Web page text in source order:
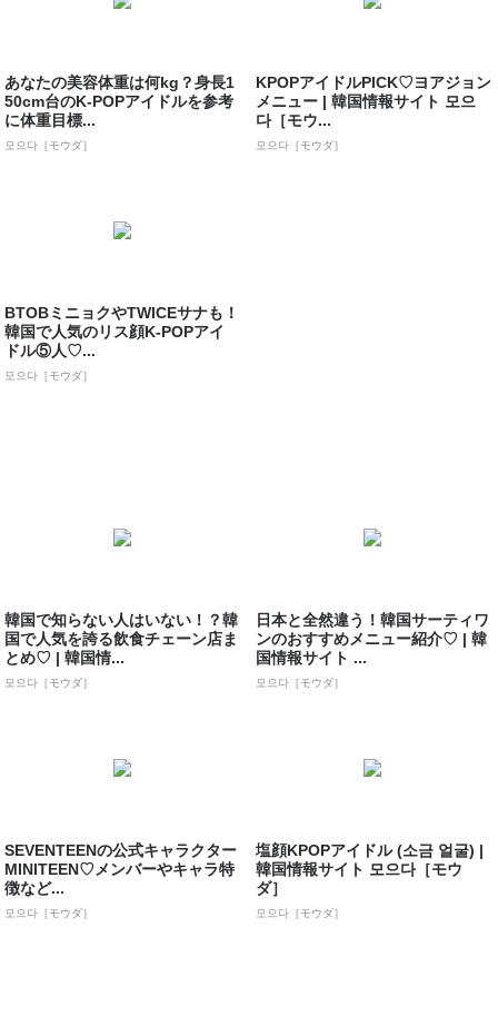
あなたの美容体重は何kg？身長1
50cm台のK-POPアイドルを参考
に体重目標...
모으다［モウダ］
KPOPアイドルPICK♡ヨアジョン
メニュー | 韓国情報サイト 모으
다［モウ...
모으다［モウダ］
BTOBミニョクやTWICEサナも！
韓国で人気のリス顔K-POPアイ
ドル⑤人♡...
모으다［モウダ］
韓国で知らない人はいない！？韓
国で人気を誇る飲食チェーン店ま
とめ♡ | 韓国情...
모으다［モウダ］
日本と全然違う！韓国サーティワ
ンのおすすめメニュー紹介♡ | 韓
国情報サイト ...
모으다［モウダ］
SEVENTEENの公式キャラクター
MINITEEN♡メンバーやキャラ特
徴など...
모으다［モウダ］
塩顔KPOPアイドル (소금 얼굴) |
韓国情報サイト 모으다［モウ
ダ］
모으다［モウダ］